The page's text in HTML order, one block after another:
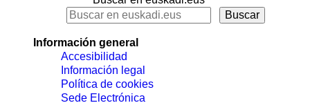
Información general
Accesibilidad
Información legal
Política de cookies
Sede Electrónica